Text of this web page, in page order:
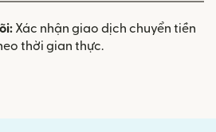
Xác nhận giao dịch chuyển tiền
thời gian thực.